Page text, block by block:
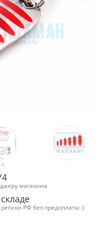
магазина
РФ без предоплаты :)